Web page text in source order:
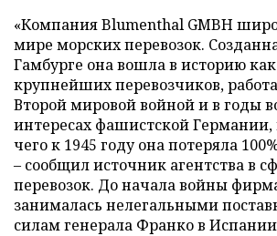
«Компания Blumenthal GMBH
мире морских перевозок.
Гамбурге она вошла в историю
крупнейших перевозчиков,
Второй мировой войной и в годы
интересах фашистской Германии,
чего к 1945 году она потеряла
– сообщил источник агентства в
перевозок. До начала войны
занималась нелегальными
силам генерала Франко в